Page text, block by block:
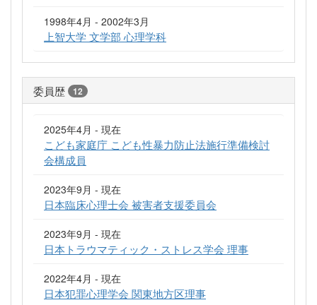
1998年4月 - 2002年3月
上智大学 文学部 心理学科
委員歴 12
2025年4月 - 現在
こども家庭庁 こども性暴力防止法施行準備検討
会構成員
2023年9月 - 現在
日本臨床心理士会 被害者支援委員会
2023年9月 - 現在
日本トラウマティック・ストレス学会 理事
2022年4月 - 現在
日本犯罪心理学会 関東地方区理事